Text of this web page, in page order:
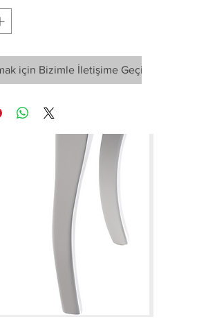
için Bizimle İletişime Geçin